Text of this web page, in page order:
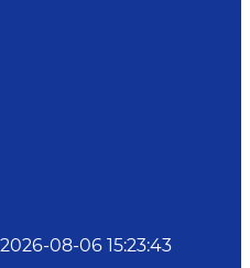
2026-08-06 15:23:43